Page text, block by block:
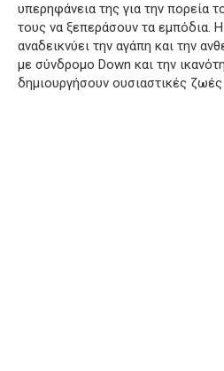
υπερηφάνεια της για την πορεία
τους να ξεπεράσουν τα εμπόδια. Η
αναδεικνύει την αγάπη και την
με σύνδρομο Down και την
δημιουργήσουν ουσιαστικές ζωές